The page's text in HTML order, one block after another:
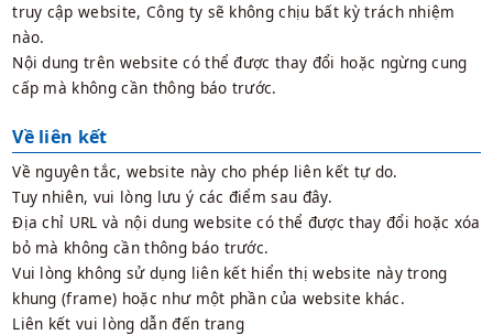
truy cập website, Công ty sẽ không chịu bất kỳ trách nhiệm
nào.
Nội dung trên website có thể được thay đổi hoặc ngừng cung
cấp mà không cần thông báo trước.
Về liên kết
Về nguyên tắc, website này cho phép liên kết tự do.
Tuy nhiên, vui lòng lưu ý các điểm sau đây.
Địa chỉ URL và nội dung website có thể được thay đổi hoặc xóa
bỏ mà không cần thông báo trước.
Vui lòng không sử dụng liên kết hiển thị website này trong
khung (frame) hoặc như một phần của website khác.
Liên kết vui lòng dẫn đến trang